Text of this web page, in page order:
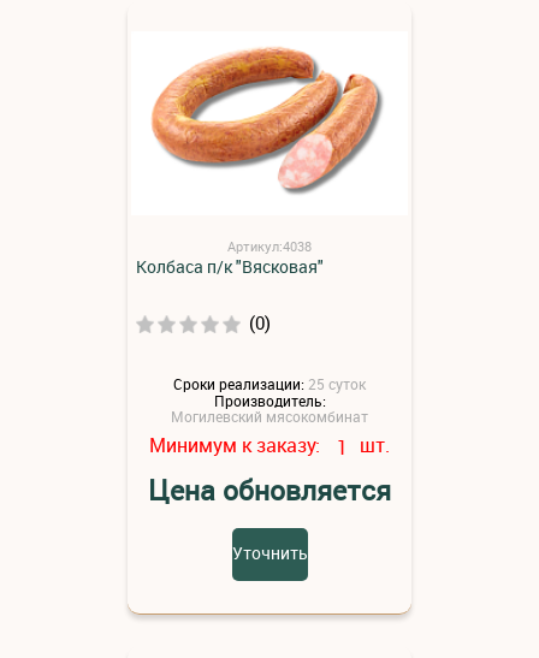
Артикул:4038
Колбаса п/к "Вясковая"
(0)
Сроки реализации: 25 суток
Производитель:
Могилевский мясокомбинат
Минимум к заказу: 1 шт.
Цена обновляется
Уточнить